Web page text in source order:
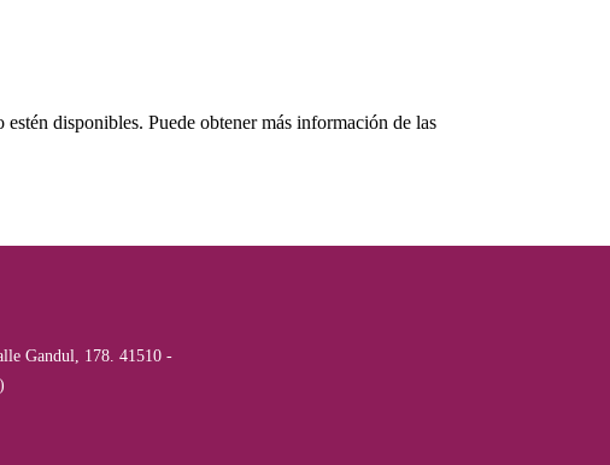
disponibles. Puede obtener más información de las
Gandul, 178. 41510 -